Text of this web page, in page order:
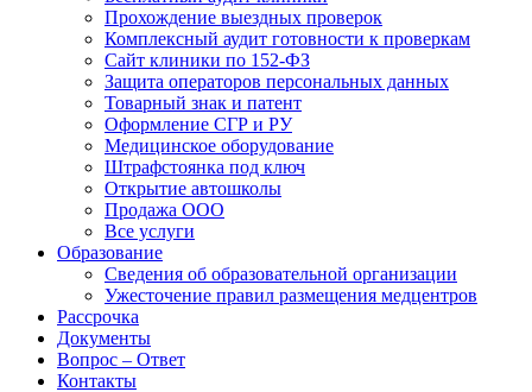
Прохождение выездных проверок
Комплексный аудит готовности к проверкам
Сайт клиники по 152-ФЗ
Защита операторов персональных данных
Товарный знак и патент
Оформление СГР и РУ
Медицинское оборудование
Штрафстоянка под ключ
Открытие автошколы
Продажа ООО
Все услуги
Образование
Сведения об образовательной организации
Ужесточение правил размещения медцентров
Рассрочка
Документы
Вопрос – Ответ
Контакты